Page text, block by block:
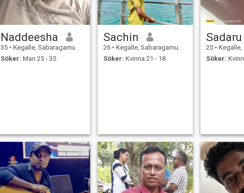
Naddeesha
35 • Kegalle, Sabaragamuwa, Sri Lanka
Söker: Man 25 - 35
Sachin
26 • Kegalle, Sabaragamuwa, Sri Lanka
Söker: Kvinna 21 - 18
Sadaru
20 • Kegalle,
Söker: